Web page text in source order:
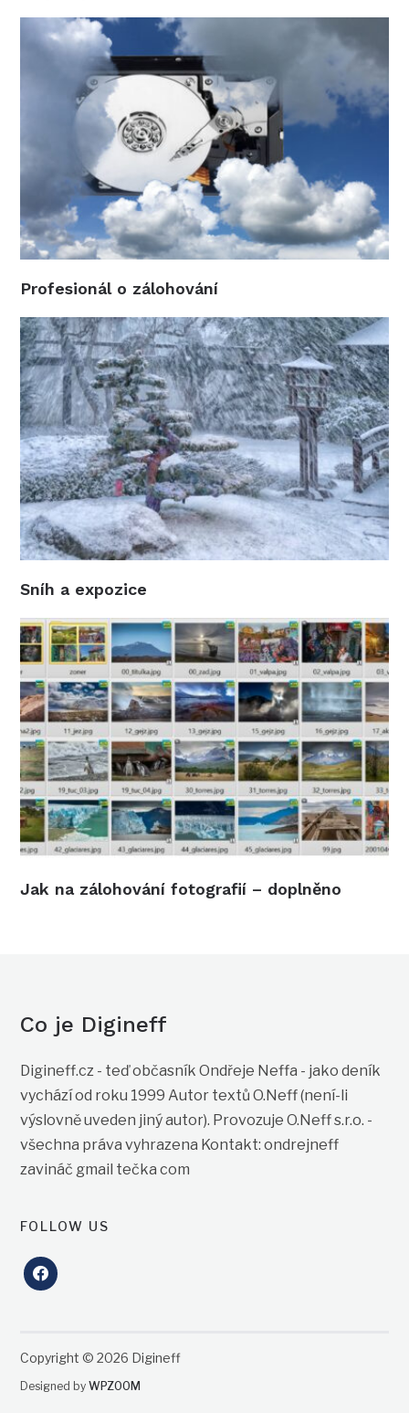
Profesionál o zálohování
Sníh a expozice
Jak na zálohování fotografií – doplněno
Co je Digineff
Digineff.cz - teď občasník Ondřeje Neffa - jako deník
vychází od roku 1999 Autor textů O.Neff (není-li
výslovně uveden jiný autor). Provozuje O.Neff s.r.o. -
všechna práva vyhrazena Kontakt: ondrejneff
zavináč gmail tečka com
FOLLOW US
facebook
Copyright © 2026 Digineff
Designed byWPZOOM